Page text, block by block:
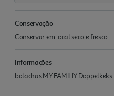
Conservação
Conservar em local seco e fresco.
Informações
bolachas MY FAMILIY Doppelkeks